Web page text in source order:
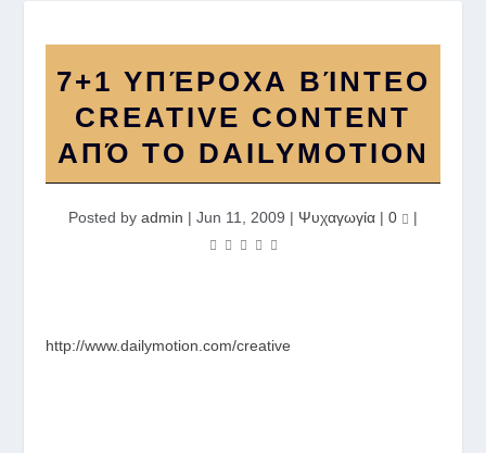
7+1 ΥΠΈΡΟΧΑ ΒΊΝΤΕΟ
CREATIVE CONTENT
ΑΠΌ ΤΟ DAILYMOTION
Posted by admin | Jun 11, 2009 | Ψυχαγωγία | 0 |
http://www.dailymotion.com/creative